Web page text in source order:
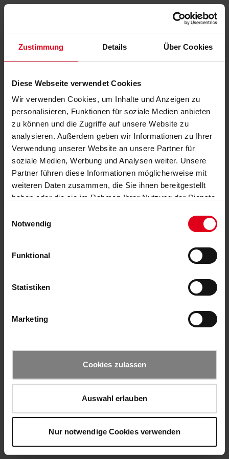
Zustimmung Details Über Cookies
Diese Webseite verwendet Cookies
Wir verwenden Cookies, um Inhalte und Anzeigen zu
personalisieren, Funktionen für soziale Medien anbieten
zu können und die Zugriffe auf unsere Website zu
analysieren. Außerdem geben wir Informationen zu Ihrer
Verwendung unserer Website an unsere Partner für
soziale Medien, Werbung und Analysen weiter. Unsere
Partner führen diese Informationen möglicherweise mit
weiteren Daten zusammen, die Sie ihnen bereitgestellt
haben oder die sie im Rahmen Ihrer Nutzung der Dienste
Notwendig
Funktional
Statistiken
Marketing
Cookies zulassen
Auswahl erlauben
Nur notwendige Cookies verwenden